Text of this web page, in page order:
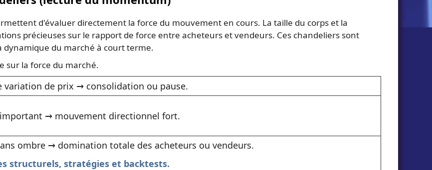
d'évaluer directement la force du mouvement en cours. La taille du corps et la
précieuses sur le rapport de force entre acheteurs et vendeurs. Ces chandeliers sont
du marché à court terme.
sur la force du marché.
variation de prix → consolidation ou pause.
→ mouvement directionnel fort.
ombre → domination totale des acheteurs ou vendeurs.
structurels, stratégies et backtests.